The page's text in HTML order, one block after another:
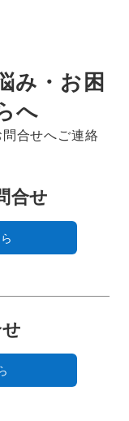
み・お困
へ
合せへご連絡
合せ